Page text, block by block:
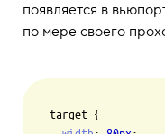
появляется в
по мере своего
target {